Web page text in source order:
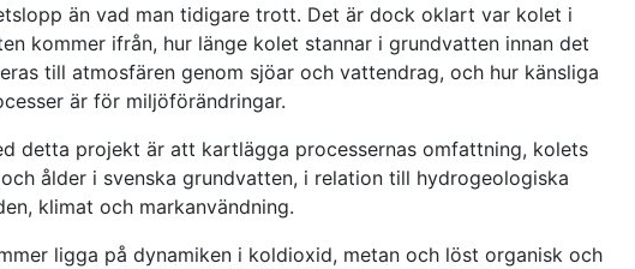
än vad man tidigare trott. Det är dock oklart var kolet i
kommer ifrån, hur länge kolet stannar i grundvatten innan det
till atmosfären genom sjöar och vattendrag, och hur känsliga
är för miljöförändringar.
detta projekt är att kartlägga processernas omfattning, kolets
ålder i svenska grundvatten, i relation till hydrogeologiska
klimat och markanvändning.
ligga på dynamiken i koldioxid, metan och löst organisk och